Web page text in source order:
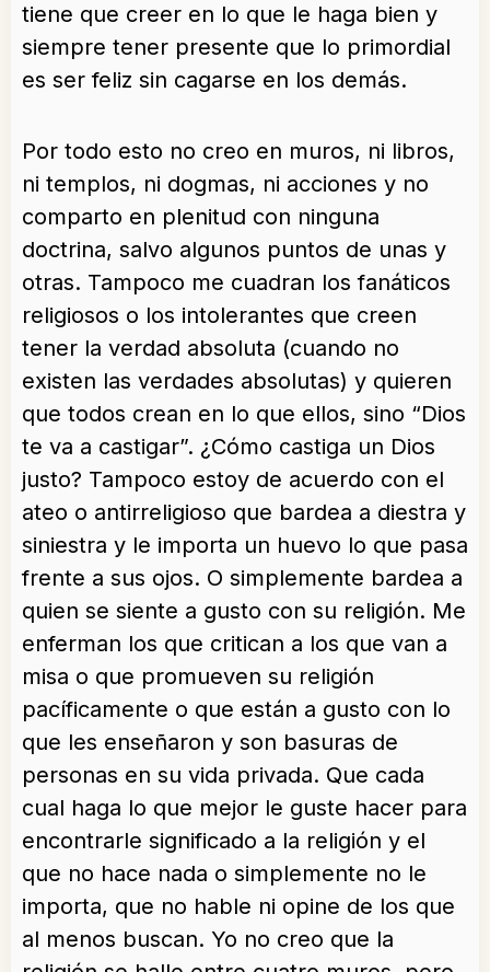
tiene que creer en lo que le haga bien y
siempre tener presente que lo primordial
es ser feliz sin cagarse en los demás.
Por todo esto no creo en muros, ni libros,
ni templos, ni dogmas, ni acciones y no
comparto en plenitud con ninguna
doctrina, salvo algunos puntos de unas y
otras. Tampoco me cuadran los fanáticos
religiosos o los intolerantes que creen
tener la verdad absoluta (cuando no
existen las verdades absolutas) y quieren
que todos crean en lo que ellos, sino “Dios
te va a castigar”. ¿Cómo castiga un Dios
justo? Tampoco estoy de acuerdo con el
ateo o antirreligioso que bardea a diestra y
siniestra y le importa un huevo lo que pasa
frente a sus ojos. O simplemente bardea a
quien se siente a gusto con su religión. Me
enferman los que critican a los que van a
misa o que promueven su religión
pacíficamente o que están a gusto con lo
que les enseñaron y son basuras de
personas en su vida privada. Que cada
cual haga lo que mejor le guste hacer para
encontrarle significado a la religión y el
que no hace nada o simplemente no le
importa, que no hable ni opine de los que
al menos buscan. Yo no creo que la